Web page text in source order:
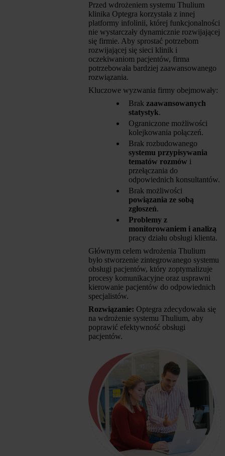
Przed wdrożeniem systemu Thulium
klinika Optegra korzystała z innej
platformy infolinii, której funkcjonalności
nie wystarczały dynamicznie rozwijającej
się firmie. Aby sprostać potrzebom
rozwijającej się sieci klinik i
oczekiwaniom pacjentów, firma
potrzebowała bardziej zaawansowanego
rozwiązania.
Kluczowe wyzwania firmy obejmowały:
Brak zaawansowanych
statystyk.
Ograniczone możliwości
kolejkowania połączeń.
Brak rozbudowanego
systemu przypisywania
tematów rozmów i
przełączania do
odpowiednich konsultantów.
Brak możliwości
powiązania ze sobą
zgłoszeń.
Problemy z
monitorowaniem i analizą
pracy działu obsługi klienta.
Głównym celem wdrożenia Thulium
było stworzenie zintegrowanego systemu
obsługi pacjentów, który zoptymalizuje
procesy komunikacyjne oraz usprawni
kierowanie pacjentów do odpowiednich
specjalistów.
Rozwiązanie: Optegra zdecydowała się
na wdrożenie systemu Thulium, aby
poprawić efektywność obsługi
pacjentów.